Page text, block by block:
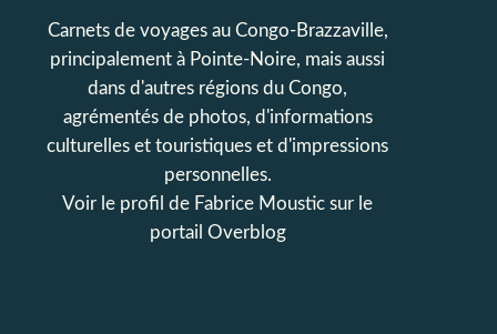
Carnets de voyages au Congo-Brazzaville,
principalement à Pointe-Noire, mais aussi
dans d'autres régions du Congo,
agrémentés de photos, d'informations
culturelles et touristiques et d'impressions
personnelles.
Voir le profil de Fabrice Moustic sur le
portail Overblog